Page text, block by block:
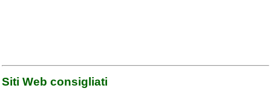
Siti Web consigliati